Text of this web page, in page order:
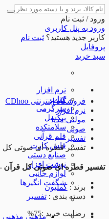
ورود / ثبت نام
ورود به پنل کاربری
کاربر جدید هستید؟ ثبت نام
پروفایل
سبد خرید
نرم افزار
کتاب
سرگرمی
پیکسل
سلامتکده
قلم قرآنی
فلش کارت
صنایع دستی
نوشت افزار
لوازم جانبی
شگفت انگیزها
مذهبی مذهبی
فروشگاه اینترنتی CDhoo
نرم افزار
مولتی مدیا
صوتی
تفسیر
تفسیر قطره ای صوتی کل
تفسیر قطره ای صوتی کل قرآن -
برند: کملیون
دسته بندی : تفسیر
رضایت خرید :75%